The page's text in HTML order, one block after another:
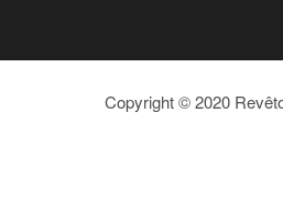
Copyright © 2020